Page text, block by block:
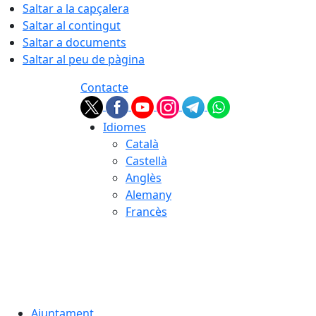
Saltar a la capçalera
Saltar al contingut
Saltar a documents
Saltar al peu de pàgina
Contacte
Idiomes
Català
Castellà
Anglès
Alemany
Francès